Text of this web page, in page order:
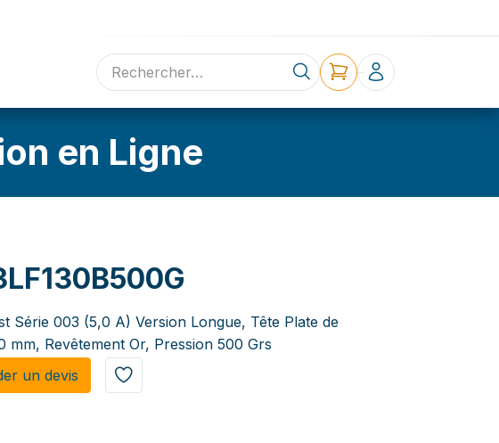
en ligne Contact
en Ligne
Série 003 (5,0 A) Version Longue, Tête Plate de
mm, Revêtement Or, Pression 500 Grs
un de​​vis​​